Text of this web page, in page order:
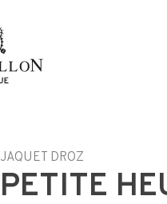
JAQUET DROZ
PETITE